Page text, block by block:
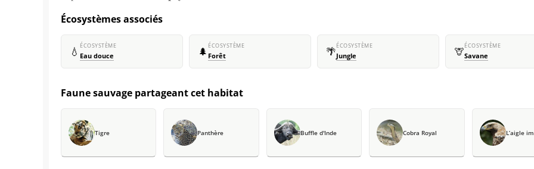
Écosystèmes associés
💧 ÉCOSYSTÈME
Eau douce 🌲 ÉCOSYSTÈME
Forêt 🌴ÉCOSYSTÈME
Jungle 🦒ÉCOSYSTÈME
Savane
Faune sauvage partageant cet habitat
Tigre Panthère Buffle d'Inde Cobra Royal L’aigle